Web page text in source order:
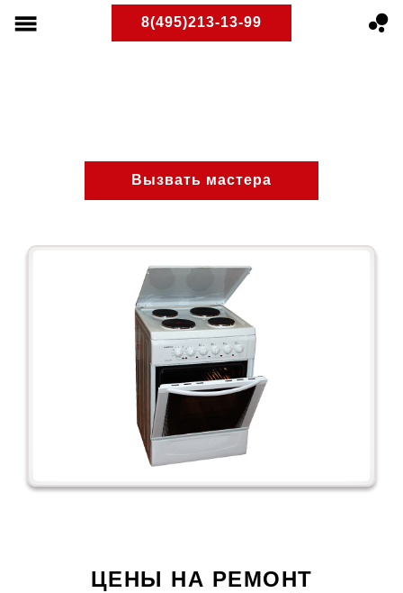
8(495)213-13-99
Вызвать мастера
ЦЕНЫ НА РЕМОНТ